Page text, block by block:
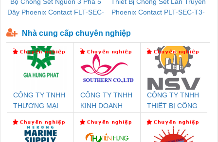
Dây Phoenix Contact FLT-SEC-
Phoenix Contact PLT-SEC-T3-
Nhà cung cấp chuyên nghiệp
CÔNG TY TNHH
THƯƠNG MẠI
THUẬT ĐIỆN CƠ
GIA HƯNG PHÁT
CÔNG TY TNHH
KINH DOANH
PHƯƠNG NAM
CÔNG TY TNHH
THIẾT BỊ CÔNG
SETSUBI VIỆT
NAM